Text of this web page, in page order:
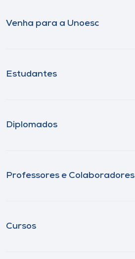
Venha para a Unoesc
Estudantes
Diplomados
Professores e Colaboradores
Cursos